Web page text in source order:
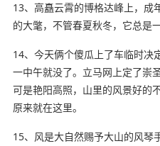
13、高矗云霄的博格达峰上，成
的大氅，不管春夏秋冬，它总是
14、今天俩个傻瓜上了车临时决
一中午就没了。立马网上定了崇
可是艳阳高照，山里的风景好的
原来就在这里。
15、风是大自然赐予大山的风琴